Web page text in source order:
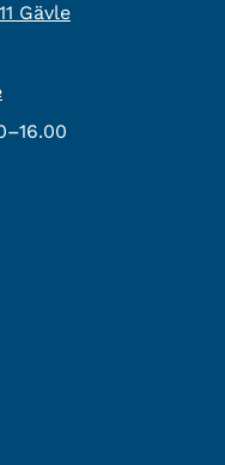
Gävle